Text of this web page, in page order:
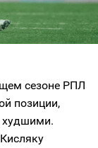
сезоне РПЛ
позиции,
худшими.